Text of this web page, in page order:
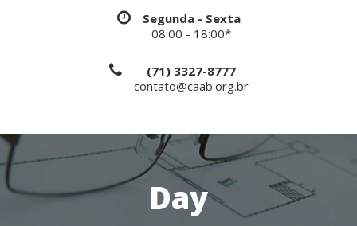
Segunda - Sexta
08:00 - 18:00*
(71) 3327-8777
contato@caab.org.br
Day